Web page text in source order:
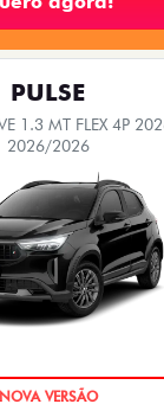
PULSE
1.3 MT FLEX 4P 2026
2026/2026